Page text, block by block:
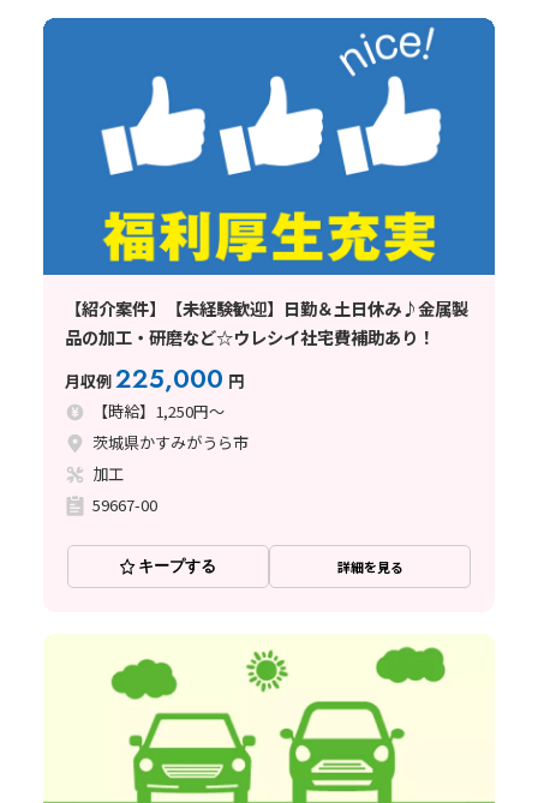
【紹介案件】【未経験歓迎】日勤＆土日休み♪金属製
品の加工・研磨など☆ウレシイ社宅費補助あり！
月収例225,000 円
【時給】1,250円～
茨城県かすみがうら市
加工
59667-00
キープする 詳細を見る